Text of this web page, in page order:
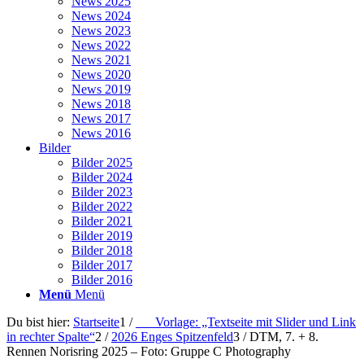
News 2024
News 2023
News 2022
News 2021
News 2020
News 2019
News 2018
News 2017
News 2016
Bilder
Bilder 2025
Bilder 2024
Bilder 2023
Bilder 2022
Bilder 2021
Bilder 2019
Bilder 2018
Bilder 2017
Bilder 2016
Menü Menü
Du bist hier: Startseite1 /
___Vorlage: „Textseite mit Slider und Link
in rechter Spalte“2 / 2026 Enges Spitzenfeld3 / DTM, 7. + 8.
Rennen Norisring 2025 – Foto: Gruppe C Photography